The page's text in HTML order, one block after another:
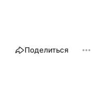
Поделиться